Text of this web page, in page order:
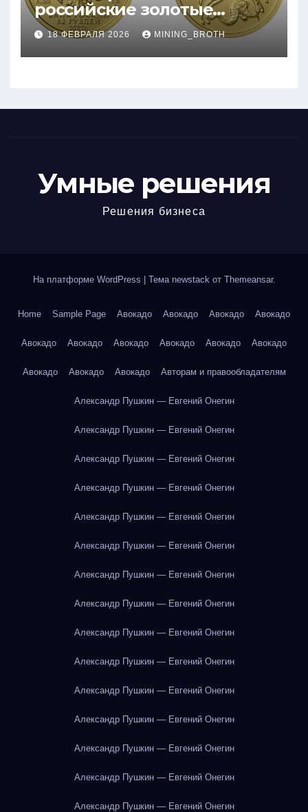
российские золотые
монеты: подробное
руководство
18 ФЕВРАЛЯ 2026 MINING_BROTH
Умные решения
Решения бизнеса
На платформе WordPress Тема newstack от Themeansar.
Home Sample Page Авокадо Авокадо Авокадо Авокадо
Авокадо Авокадо Авокадо Авокадо Авокадо Авокадо
Авокадо Авокадо Авокадо Авторам и правообладателям
Александр Пушкин — Евгений Онегин
Александр Пушкин — Евгений Онегин
Александр Пушкин — Евгений Онегин
Александр Пушкин — Евгений Онегин
Александр Пушкин — Евгений Онегин
Александр Пушкин — Евгений Онегин
Александр Пушкин — Евгений Онегин
Александр Пушкин — Евгений Онегин
Александр Пушкин — Евгений Онегин
Александр Пушкин — Евгений Онегин
Александр Пушкин — Евгений Онегин
Александр Пушкин — Евгений Онегин
Александр Пушкин — Евгений Онегин
Александр Пушкин — Евгений Онегин
Александр Пушкин — Евгений Онегин